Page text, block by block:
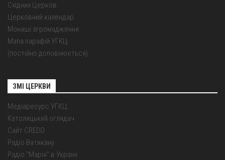
Східних Церков
Церковний календар
Монаші згромадження
Мапа парафій УГКЦ
(постійно доповнюється)
ЗМІ ЦЕРКВИ
Медіаресурс УГКЦ
Католицький оглядач
Сайт CREDO
Радіо Ватикану
Радіо "Марія" в Україні